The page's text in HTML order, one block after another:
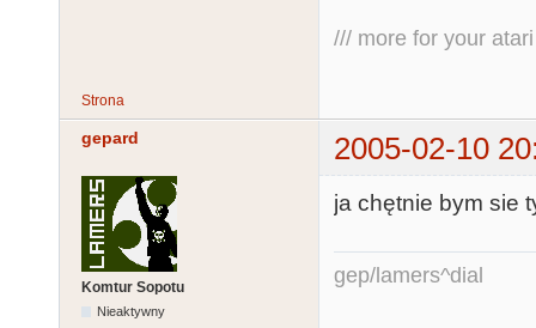
/// more for your
Strona
gepard 2005-02-10
Komtur Sopotu
Nieaktywny
ja chętnie bym sie
gep/lamers^dial